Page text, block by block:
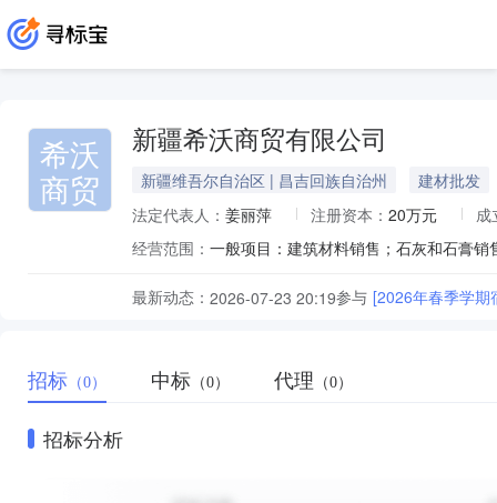
希沃
商贸
新疆希沃商贸有限公司
新疆维吾尔自治区 | 昌吉回族自治州
建材批发
法定代表人： 姜丽萍 注册资本： 20万元
成
经营范围：
最新动态： 2026-07-23 20:19参与 [2026年春季学期
招标 （0） 中标 （0） 代理 （0）
招标分析